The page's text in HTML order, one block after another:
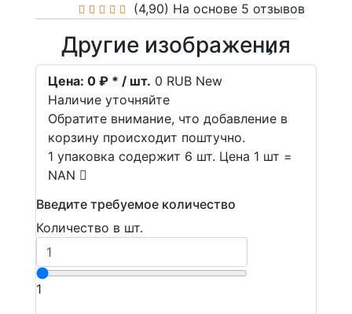
(4,90) На основе 5 отзывов
Другие изображения
Цена: 0 ₽ * / шт. 0 RUB New
Наличие уточняйте
Обратите внимание, что добавление в
корзину происходит поштучно.
1 упаковка содержит 6 шт. Цена 1 шт =
NAN
Введите требуемое количество
Количество в шт.
1